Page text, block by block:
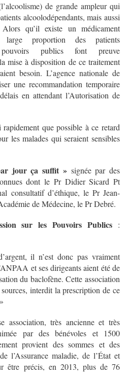
de grande ampleur qui
alcoolodépendants, mais aussi
qu’il existe un médicament
large proportion des patients
pouvoirs publics font preuve
mise à disposition de ce traitement
besoin. L’agence nationale de
une recommandation temporaire
en attendant l’Autorisation de
que possible à ce retard
les malades qui seraient sensibles
jour ça suffit »signée par des
dont le Pr Didier Sicard Pt
consultatif d’éthique, le Pr Jean-
de Médecine, le Pr Debré.
sur les Pouvoirs Publics :
il n’est donc pas vraiment
et ses dirigeants aient été de
du baclofène. Cette association
interdit la prescription de ce
association, très ancienne et très
par des bénévoles et 1500
provient des sommes et des
l’Assurance maladie, de l’État et
être précis, en 2013, plus de 76